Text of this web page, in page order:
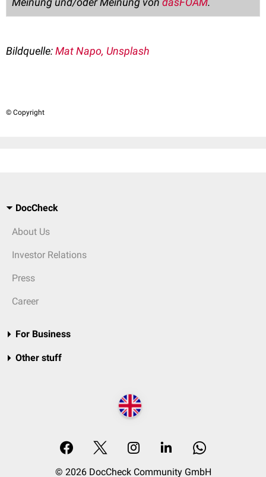
Bildquelle:Mat Napo, Unsplash
© Copyright
DocCheck
About Us
Investor Relations
Press
Career
For Business
Other stuff
© 2026 DocCheck Community GmbH